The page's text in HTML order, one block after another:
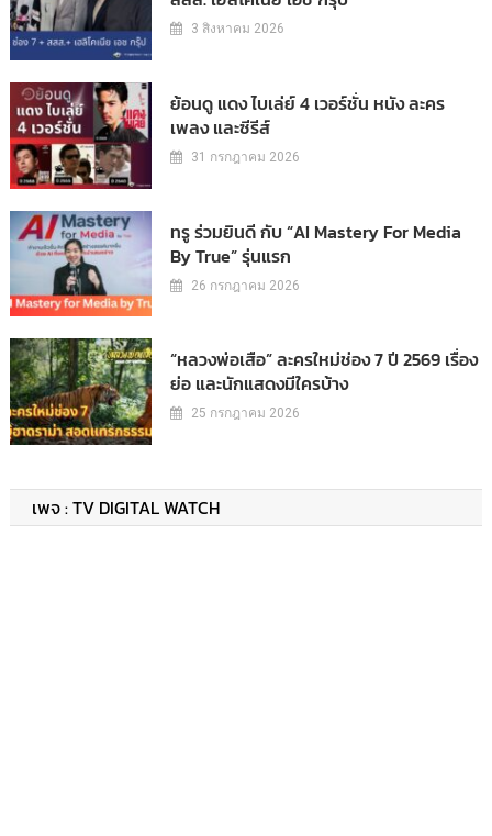
3 สิงหาคม 2026
ย้อนดู แดง ไบเล่ย์ 4 เวอร์ชั่น หนัง ละคร
เพลง และซีรีส์
31 กรกฎาคม 2026
ทรู ร่วมยินดี กับ “AI Mastery For Media
By True” รุ่นแรก
26 กรกฎาคม 2026
“หลวงพ่อเสือ” ละครใหม่ช่อง 7 ปี 2569 เรื่อง
ย่อ และนักแสดงมีใครบ้าง
25 กรกฎาคม 2026
เพจ : TV DIGITAL WATCH